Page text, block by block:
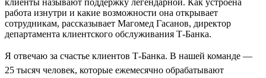
работа изнутри и какие возможности она открывает
сотрудникам, рассказывает Магомед Гасанов, директор
департамента клиентского обслуживания Т-Банка.
Я отвечаю за счастье клиентов Т-Банка. В нашей команде —
25 тысяч человек, которые ежемесячно обрабатывают